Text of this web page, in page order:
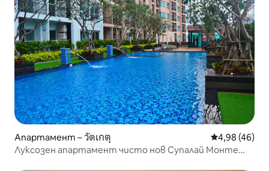
Апартамент – วัดเกตุ Средна
4,98 (46)
Луксозен апартамент чисто нов Супалай Монте